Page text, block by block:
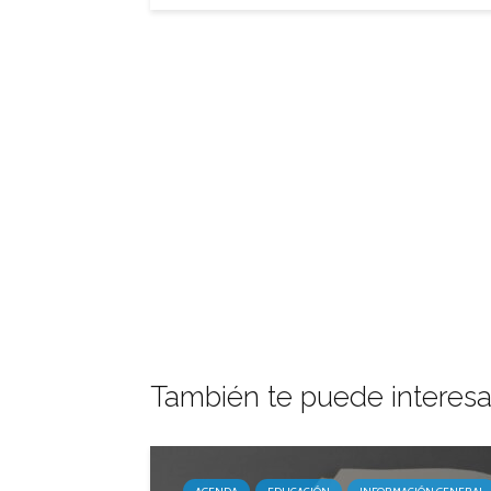
También te puede